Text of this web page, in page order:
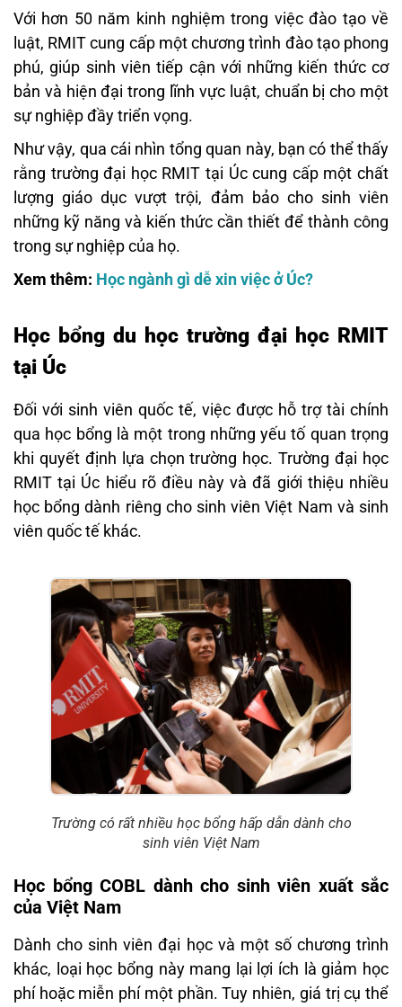
Với hơn 50 năm kinh nghiệm trong việc đào tạo về
luật, RMIT cung cấp một chương trình đào tạo phong
phú, giúp sinh viên tiếp cận với những kiến thức cơ
bản và hiện đại trong lĩnh vực luật, chuẩn bị cho một
sự nghiệp đầy triển vọng.
Như vậy, qua cái nhìn tổng quan này, bạn có thể thấy
rằng trường đại học RMIT tại Úc cung cấp một chất
lượng giáo dục vượt trội, đảm bảo cho sinh viên
những kỹ năng và kiến thức cần thiết để thành công
trong sự nghiệp của họ.
Xem thêm: Học ngành gì dễ xin việc ở Úc?
Học bổng du học trường đại học RMIT
tại Úc
Đối với sinh viên quốc tế, việc được hỗ trợ tài chính
qua học bổng là một trong những yếu tố quan trọng
khi quyết định lựa chọn trường học. Trường đại học
RMIT tại Úc hiểu rõ điều này và đã giới thiệu nhiều
học bổng dành riêng cho sinh viên Việt Nam và sinh
viên quốc tế khác.
Trường có rất nhiều học bổng hấp dẫn dành cho
sinh viên Việt Nam
Học bổng COBL dành cho sinh viên xuất sắc
của Việt Nam
Dành cho sinh viên đại học và một số chương trình
khác, loại học bổng này mang lại lợi ích là giảm học
phí hoặc miễn phí một phần. Tuy nhiên, giá trị cụ thể